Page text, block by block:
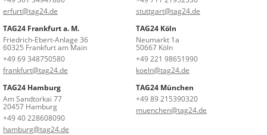
erfurt@tag24.de
stuttgart@tag24.de
TAG24 Frankfurt a. M.
Friedrich-Ebert-Anlage 36
60325 Frankfurt am Main
+49 69 348750580
frankfurt@tag24.de
TAG24 Köln
Neumarkt 1a
50667 Köln
+49 221 98651990
koeln@tag24.de
TAG24 Hamburg
Am Sandtorkai 77
20457 Hamburg
+49 40 228608090
hamburg@tag24.de
TAG24 München
+49 89 215390320
muenchen@tag24.de